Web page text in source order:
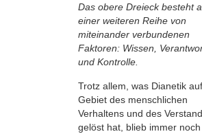
Das obere Dreieck besteht
einer weiteren Reihe von
miteinander verbundenen
Faktoren: Wissen,
und Kontrolle.
Trotz allem, was Dianetik
Gebiet des menschlichen
Verhaltens und des
gelöst hat, blieb immer